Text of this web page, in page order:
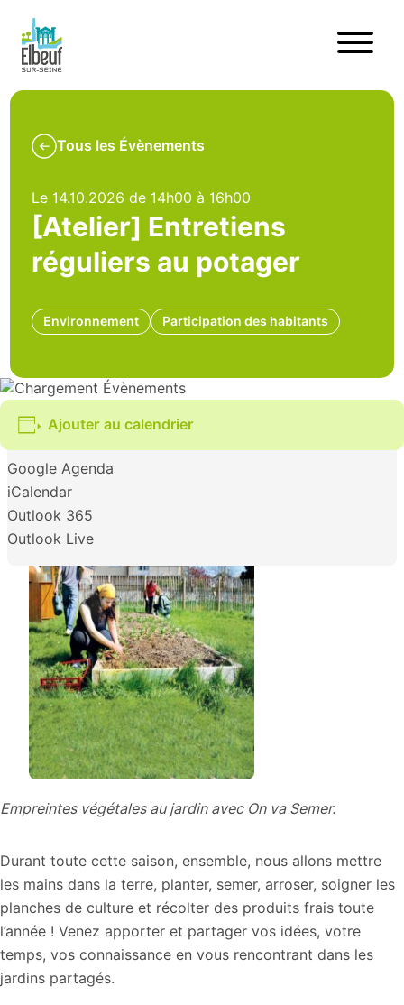
Tous les Évènements
Le 14.10.2026 de 14h00 à 16h00
[Atelier] Entretiens
réguliers au potager
Environnement Participation des habitants
Ajouter au calendrier
Google Agenda
iCalendar
Outlook 365
Outlook Live
Empreintes végétales au jardin avec On va Semer.
Durant toute cette saison, ensemble, nous allons mettre
les mains dans la terre, planter, semer, arroser, soigner les
planches de culture et récolter des produits frais toute
l’année ! Venez apporter et partager vos idées, votre
temps, vos connaissance en vous rencontrant dans les
jardins partagés.